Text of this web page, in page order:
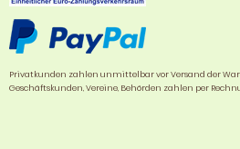
Privatkunden zahlen unmittelbar vor Versand der
Geschäftskunden, Vereine, Behörden zahlen per